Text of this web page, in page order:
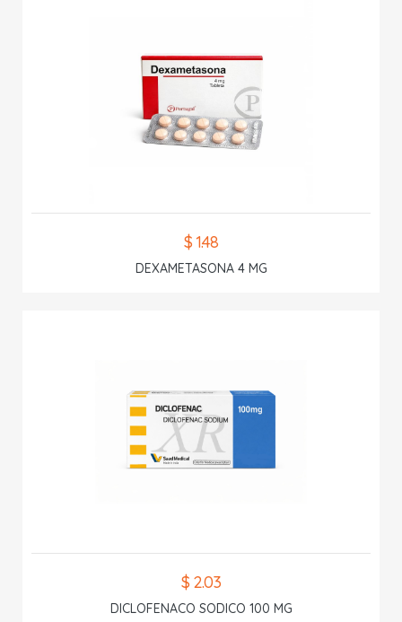
$ 1.48
DEXAMETASONA 4 MG
$ 2.03
DICLOFENACO SODICO 100 MG